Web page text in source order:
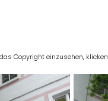
Copyright einzusehen,